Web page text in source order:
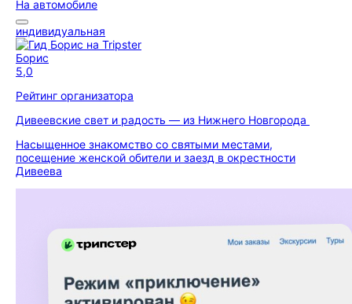
На автомобиле
индивидуальная
Борис
5,0
Рейтинг организатора
Дивеевские свет и радость — из Нижнего Новгорода
Насыщенное знакомство со святыми местами,
посещение женской обители и заезд в окрестности
Дивеева